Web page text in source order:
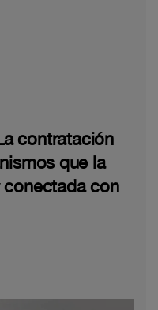
contratación
que la
conectada con